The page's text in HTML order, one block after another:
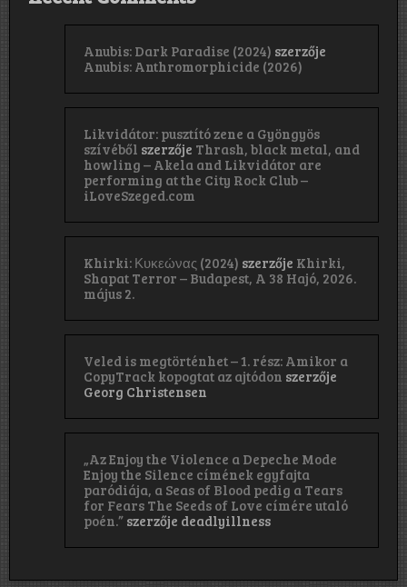
Anubis: Dark Paradise (2024) szerzője
Anubis: Anthromorphicide (2026)
Likvidátor: pusztító zene a Gyöngyös
szívéből szerzője Thrash, black metal, and
howling – Akela and Likvidátor are
performing at the City Rock Club –
iLoveSzeged.com
Khirki: Κ​υ​κ​ε​ώ​ν​α​ς (2024) szerzője Khirki,
Shapat Terror – Budapest, A 38 Hajó, 2026.
május 2.
Veled is megtörténhet – 1. rész: Amikor a
CopyTrack kopogtat az ajtódon szerzője
Georg Christensen
„Az Enjoy the Violence a Depeche Mode
Enjoy the Silence címének egyfajta
paródiája, a Seas of Blood pedig a Tears
for Fears The Seeds of Love címére utaló
poén.” szerzője deadlyillness